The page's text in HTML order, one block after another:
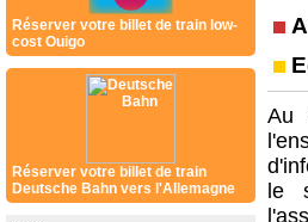
Réserver votre billet de train low-
cost Ouigo
Réserver votre billet de train
Deutsche Bahn vers l'Allemagne
Au
le